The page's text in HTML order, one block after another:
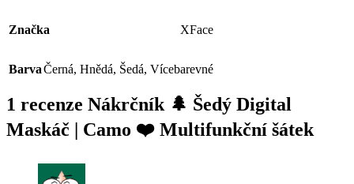
Značka XFace
BarvaČerná, Hnědá, Šedá, Vícebarevné
1 recenze Nákrčník 🌲 Šedý Digital
Maskáč | Camo ❤️ Multifunkční šátek